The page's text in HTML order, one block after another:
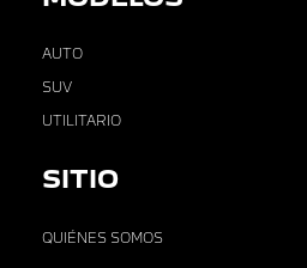
AUTO
SUV
UTILITARIO
SITIO
QUIÉNES SOMOS